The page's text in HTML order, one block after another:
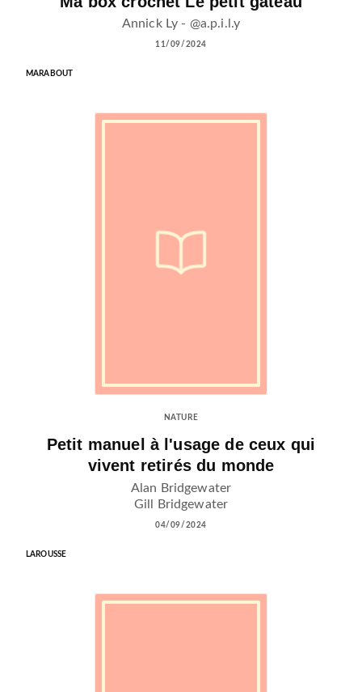
Annick Ly - @a.p.i.l.y
11/09/2024
MARABOUT
NATURE
Petit manuel à l'usage de ceux qui
vivent retirés du monde
Alan Bridgewater
Gill Bridgewater
04/09/2024
LAROUSSE